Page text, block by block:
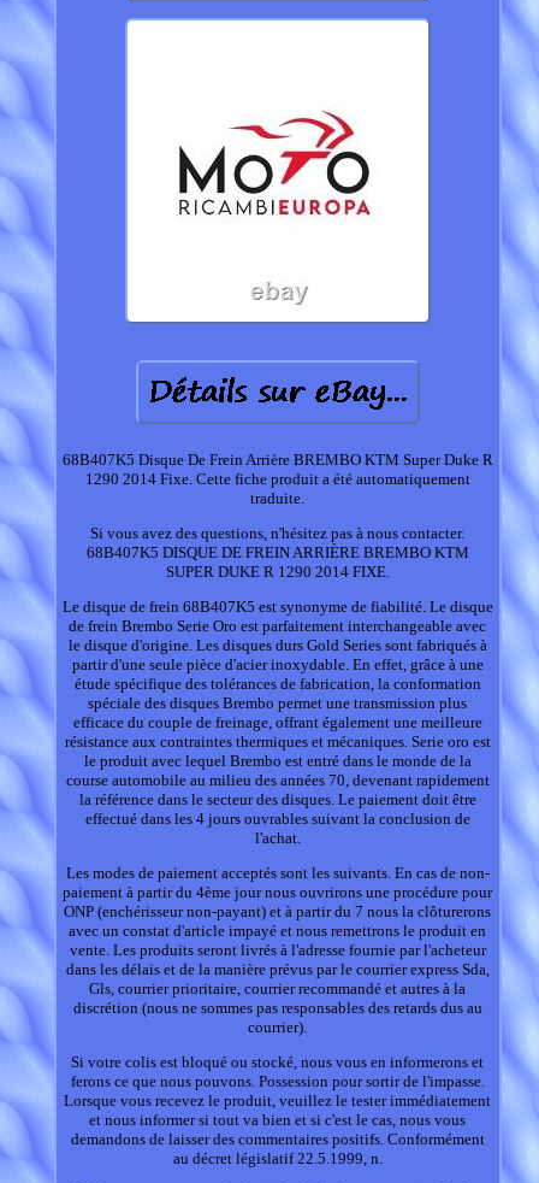
68B407K5 Disque De Frein Arrière BREMBO KTM Super Duke R
1290 2014 Fixe. Cette fiche produit a été automatiquement
traduite.
Si vous avez des questions, n'hésitez pas à nous contacter.
68B407K5 DISQUE DE FREIN ARRIÈRE BREMBO KTM
SUPER DUKE R 1290 2014 FIXE.
Le disque de frein 68B407K5 est synonyme de fiabilité. Le disque
de frein Brembo Serie Oro est parfaitement interchangeable avec
le disque d'origine. Les disques durs Gold Series sont fabriqués à
partir d'une seule pièce d'acier inoxydable. En effet, grâce à une
étude spécifique des tolérances de fabrication, la conformation
spéciale des disques Brembo permet une transmission plus
efficace du couple de freinage, offrant également une meilleure
résistance aux contraintes thermiques et mécaniques. Serie oro est
le produit avec lequel Brembo est entré dans le monde de la
course automobile au milieu des années 70, devenant rapidement
la référence dans le secteur des disques. Le paiement doit être
effectué dans les 4 jours ouvrables suivant la conclusion de
l'achat.
Les modes de paiement acceptés sont les suivants. En cas de non-
paiement à partir du 4ème jour nous ouvrirons une procédure pour
ONP (enchérisseur non-payant) et à partir du 7 nous la clôturerons
avec un constat d'article impayé et nous remettrons le produit en
vente. Les produits seront livrés à l'adresse fournie par l'acheteur
dans les délais et de la manière prévus par le courrier express Sda,
Gls, courrier prioritaire, courrier recommandé et autres à la
discrétion (nous ne sommes pas responsables des retards dus au
courrier).
Si votre colis est bloqué ou stocké, nous vous en informerons et
ferons ce que nous pouvons. Possession pour sortir de l'impasse.
Lorsque vous recevez le produit, veuillez le tester immédiatement
et nous informer si tout va bien et si c'est le cas, nous vous
demandons de laisser des commentaires positifs. Conformément
au décret législatif 22.5.1999, n.